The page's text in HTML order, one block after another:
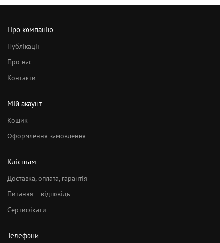
Про компанію
Публікації
Про нас
Контакти
Мій акаунт
Кошик
Оформлення замовлення
Клієнтам
Доставка, оплата, гарантія
Питання – відповідь
Сертифікати
Телефони